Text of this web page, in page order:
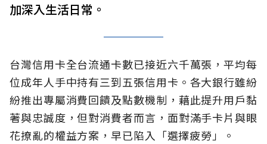
加深入生活日常。
台灣信用卡全台流通卡數已接近六千萬張，平均每
位成年人手中持有三到五張信用卡。各大銀行雖紛
紛推出專屬消費回饋及點數機制，藉此提升用戶黏
著與忠誠度，但對消費者而言，面對滿手卡片與眼
花撩亂的權益方案，早已陷入「選擇疲勞」。